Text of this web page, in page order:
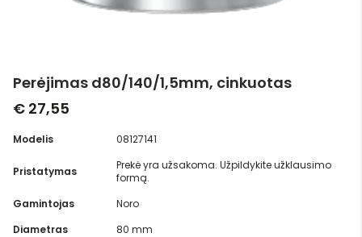
Perėjimas d80/140/1,5mm, cinkuotas
€ 27,55
Modelis 08127141
Pristatymas
Prekė yra užsakoma. Užpildykite užklausimo
formą.
Gamintojas
Noro
Diametras
80 mm